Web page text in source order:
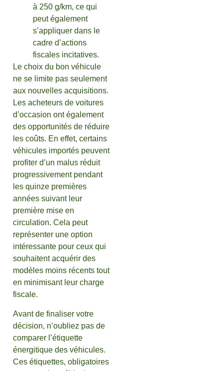
à 250 g/km, ce qui
peut également
s’appliquer dans le
cadre d’actions
fiscales incitatives.
Le choix du bon véhicule
ne se limite pas seulement
aux nouvelles acquisitions.
Les acheteurs de voitures
d’occasion ont également
des opportunités de réduire
les coûts. En effet, certains
véhicules importés peuvent
profiter d’un malus réduit
progressivement pendant
les quinze premières
années suivant leur
première mise en
circulation. Cela peut
représenter une option
intéressante pour ceux qui
souhaitent acquérir des
modèles moins récents tout
en minimisant leur charge
fiscale.
Avant de finaliser votre
décision, n’oubliez pas de
comparer l’étiquette
énergitique des véhicules.
Ces étiquettes, obligatoires